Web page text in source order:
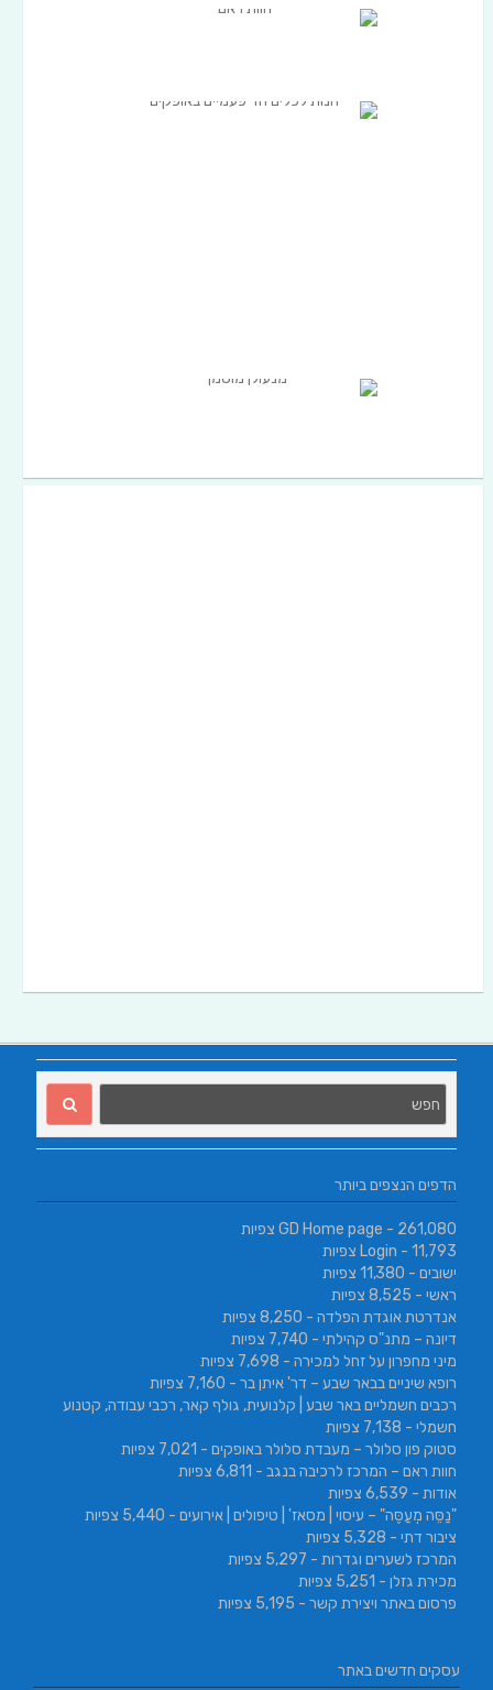
הדפים הנצפים ביותר
GD Home page - 261,080 צפיות
Login - 11,793 צפיות
ישובים - 11,380 צפיות
ראשי - 8,525 צפיות
אנדרטת אוגדת הפלדה - 8,250 צפיות
דיונה – מתנ"ס קהילתי - 7,740 צפיות
מיני מחפרון על זחל למכירה - 7,698 צפיות
רופא שיניים בבאר שבע – דר' איתן בר - 7,160 צפיות
רכבים חשמליים באר שבע | קלנועית, גולף קאר, רכבי עבודה, קטנוע
חשמלי - 7,138 צפיות
סטוק פון סלולר – מעבדת סלולר באופקים - 7,021 צפיות
חוות ראם – המרכז לרכיבה בנגב - 6,811 צפיות
אודות - 6,539 צפיות
"נַסֵּה מְעַסֶּה" – עיסוי | מסאז' | טיפולים | אירועים - 5,440 צפיות
ציבור דתי - 5,328 צפיות
המרכז לשערים וגדרות - 5,297 צפיות
מכירת גזלן - 5,251 צפיות
פרסום באתר ויצירת קשר - 5,195 צפיות
עסקים חדשים באתר